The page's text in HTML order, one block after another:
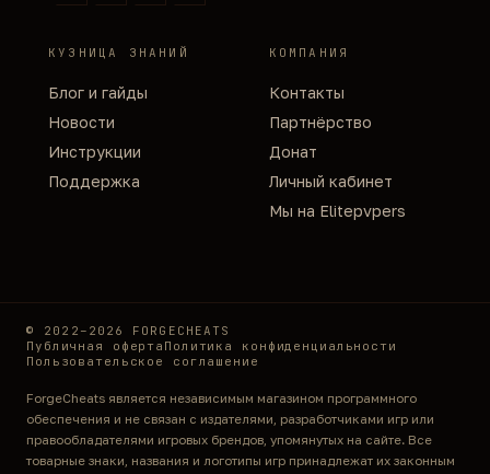
КУЗНИЦА ЗНАНИЙ
Блог и гайды
Новости
Инструкции
Поддержка
КОМПАНИЯ
Контакты
Партнёрство
Донат
Личный кабинет
Мы на Elitepvpers
© 2022–2026 FORGECHEATS
Публичная оферта Политика конфиденциальности
Пользовательское соглашение
ForgeCheats является независимым магазином программного
обеспечения и не связан с издателями, разработчиками игр или
правообладателями игровых брендов, упомянутых на сайте. Все
товарные знаки, названия и логотипы игр принадлежат их законным